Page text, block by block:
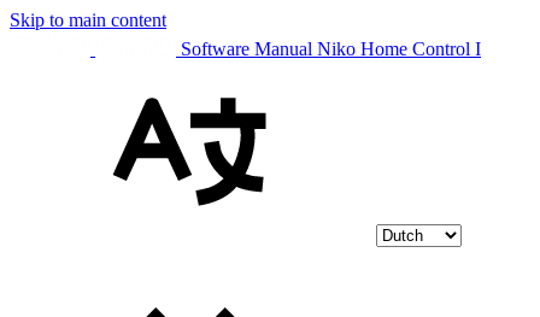
Skip to main content
Software Manual Niko Home Control I